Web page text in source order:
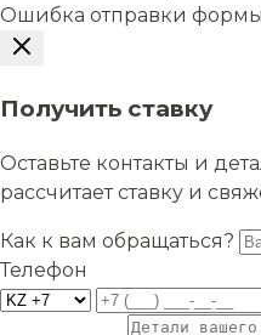
Ошибка отправки
Получить ставку
Оставьте контакты и
рассчитает ставку и
Как к вам обращаться?
Телефон